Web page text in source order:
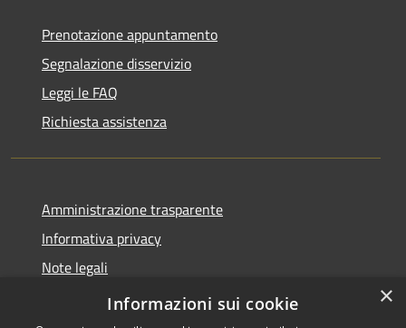
Prenotazione appuntamento
Segnalazione disservizio
Leggi le FAQ
Richiesta assistenza
Amministrazione trasparente
Informativa privacy
Note legali
Dichiarazione di accessibilità
×
Informazioni sui cookie